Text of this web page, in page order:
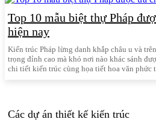
Top 10 mẫu biệt thự Pháp
hiện nay
Kiến trúc Pháp lừng danh khắp châu u và
trọng đỉnh cao mà khó nơi nào khác sánh
chi tiết kiến trúc cùng họa tiết hoa văn phức
Các dự án thiết kế kiến trúc